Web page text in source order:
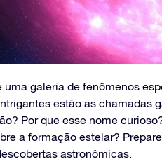
uma galeria de fenômenos
estão as chamadas
Por que esse nome
a formação estelar?
astronômicas.